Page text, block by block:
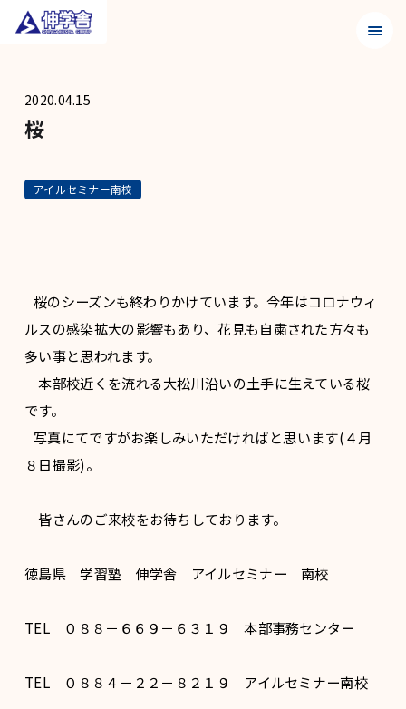
メニ
2020.04.15
桜
アイルセミナー南校
桜のシーズンも終わりかけています。今年はコロナウィ
ルスの感染拡大の影響もあり、花見も自粛された方々も
多い事と思われます。
本部校近くを流れる大松川沿いの土手に生えている桜
です。
写真にてですがお楽しみいただければと思います(４月
８日撮影)。
皆さんのご来校をお待ちしております。
徳島県 学習塾 伸学舎 アイルセミナー 南校
TEL ０８８－６６９－６３１９ 本部事務センター
TEL ０８８４－２２－８２１９ アイルセミナー南校